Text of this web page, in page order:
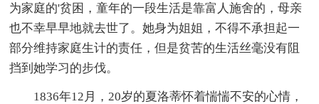
为家庭的'贫困，童年的一段生活是靠富人施舍的，母亲
也不幸早早地就去世了。她身为姐姐，不得不承担起一
部分维持家庭生计的责任，但是贫苦的生活丝毫没有阻
挡到她学习的步伐。
1836年12月，20岁的夏洛蒂怀着惴惴不安的心情，